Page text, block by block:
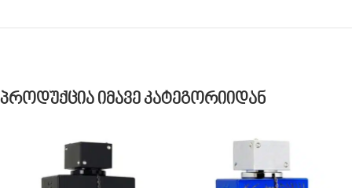
Პროდუქცია Იმავე Კატეგორიიდან